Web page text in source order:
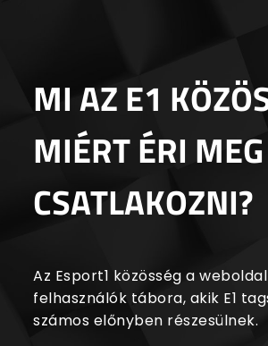
MI AZ E1
MIÉRT ÉRI MEG
CSATLAKOZNI?
Az Esport1 közösség a
felhasználók tábora, akik E1
számos előnyben részesülnek.